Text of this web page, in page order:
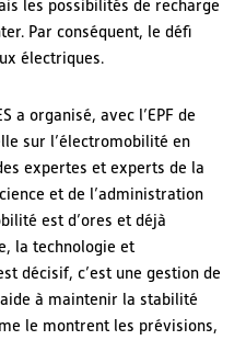
les possibilités de recharge
Par conséquent, le défi
électriques.
a organisé, avec l’EPF de
sur l’électromobilité en
expertes et experts de la
et de l’administration
est d’ores et déjà
la technologie et
décisif, c’est une gestion de
à maintenir la stabilité
le montrent les prévisions,